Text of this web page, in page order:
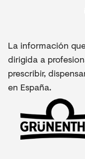
La información
dirigida a
prescribir,
en España.